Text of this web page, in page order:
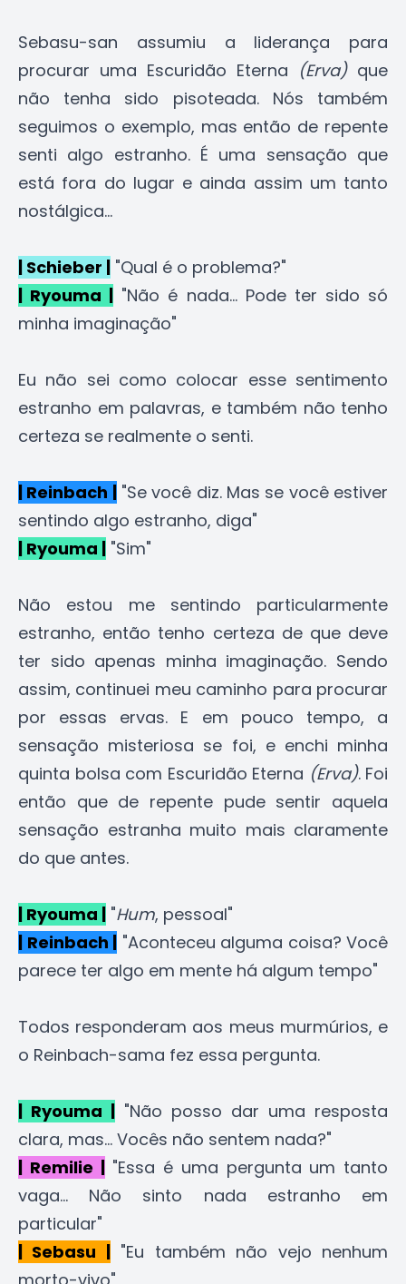
Sebasu-san assumiu a liderança para
procurar uma Escuridão Eterna (Erva)que
não tenha sido pisoteada. Nós também
seguimos o exemplo, mas então de repente
senti algo estranho. É uma sensação que
está fora do lugar e ainda assim um tanto
nostálgica...
| Schieber | "Qual é o problema?"
| Ryouma | "Não é nada... Pode ter sido só
minha imaginação"
Eu não sei como colocar esse sentimento
estranho em palavras, e também não tenho
certeza se realmente o senti.
| Reinbach |"Se você diz. Mas se você estiver
sentindo algo estranho, diga"
| Ryouma | "Sim"
Não estou me sentindo particularmente
estranho, então tenho certeza de que deve
ter sido apenas minha imaginação. Sendo
assim, continuei meu caminho para procurar
por essas ervas. E em pouco tempo, a
sensação misteriosa se foi, e enchi minha
quinta bolsa com Escuridão Eterna (Erva). Foi
então que de repente pude sentir aquela
sensação estranha muito mais claramente
do que antes.
| Ryouma | "Hum, pessoal"
| Reinbach | "Aconteceu alguma coisa? Você
parece ter algo em mente há algum tempo"
Todos responderam aos meus murmúrios, e
o Reinbach-sama fez essa pergunta.
| Ryouma | "Não posso dar uma resposta
clara, mas... Vocês não sentem nada?"
| Remilie |"Essa é uma pergunta um tanto
vaga... Não sinto nada estranho em
particular"
| Sebasu |"Eu também não vejo nenhum